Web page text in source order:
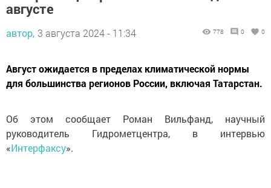
августе
автор, 3 августа 2024 - 11:34 778 0 0
Август ожидается в пределах климатической нормы
для большинства регионов России, включая Татарстан.
Об этом сообщает Роман Вильфанд, научный
руководитель Гидрометцентра, в интервью
«Интерфаксу».